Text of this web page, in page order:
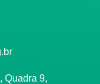
Quadra 9,